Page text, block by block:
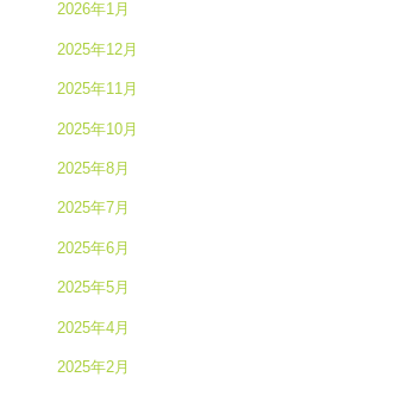
2026年1月
2025年12月
2025年11月
2025年10月
2025年8月
2025年7月
2025年6月
2025年5月
2025年4月
2025年2月